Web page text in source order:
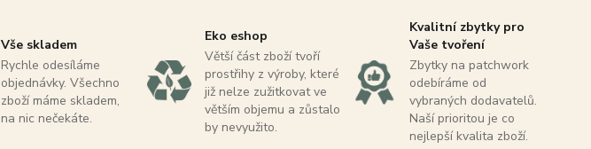
Vše skladem
Rychle odesíláme
objednávky. Všechno
zboží máme skladem,
na nic nečekáte.
Eko eshop
Větší část zboží tvoří
prostřihy z výroby, které
již nelze zužitkovat ve
větším objemu a zůstalo
by nevyužito.
Kvalitní zbytky pro
Vaše tvoření
Zbytky na patchwork
odebíráme od
vybraných dodavatelů.
Naší prioritou je co
nejlepší kvalita zboží.